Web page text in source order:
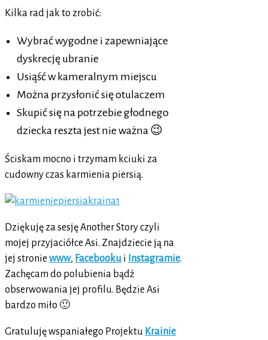
Kilka rad jak to zrobić:
Wybrać wygodne i zapewniające
dyskrecję ubranie
Usiąść w kameralnym miejscu
Można przysłonić się otulaczem
Skupić się na potrzebie głodnego
dziecka reszta jest nie ważna 😉
Ściskam mocno i trzymam kciuki za
cudowny czas karmienia piersią.
Dziękuję za sesję Another Story czyli
mojej przyjaciółce Asi. Znajdziecie ją na
jej stronie www, Facebooku i Instagramie.
Zachęcam do polubienia bądź
obserwowania jej profilu. Będzie Asi
bardzo miło 🙂
Gratuluję wspaniałego Projektu Krainie